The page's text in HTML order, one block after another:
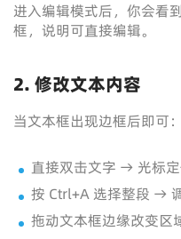
进入编辑模式后，你会看
框，说明可直接编辑。
2. 修改文本内容
当文本框出现边框后即可：
直接双击文字 → 光标
按 Ctrl+A 选择整段 →
拖动文本框边缘改变区